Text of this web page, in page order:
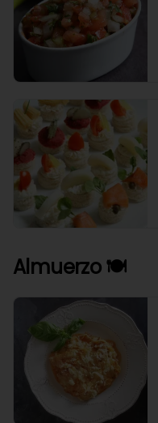
Almuerzo 🍽️